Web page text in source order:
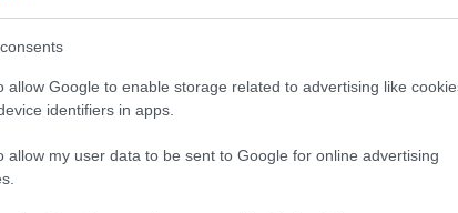
allow Google to enable storage related to advertising like
identifiers in apps.
allow my user data to be sent to Google for online advertising
Αυστραλία,ο Jim Farley παραδέχθηκε
μοντέλο εξετάζεται ενεργά
άμεσα.